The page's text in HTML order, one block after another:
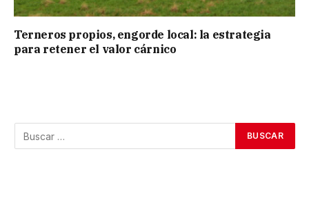
Terneros propios, engorde local: la estrategia
para retener el valor cárnico